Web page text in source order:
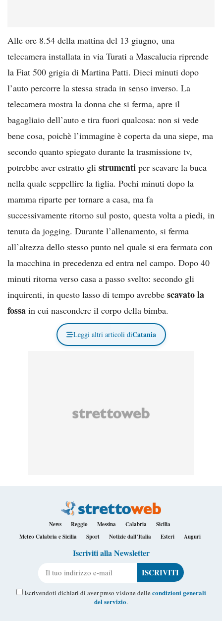
Alle ore 8.54 della mattina del 13 giugno, una
telecamera installata in via Turati a Mascalucia riprende
la Fiat 500 grigia di Martina Patti. Dieci minuti dopo
l’auto percorre la stessa strada in senso inverso. La
telecamera mostra la donna che si ferma, apre il
bagagliaio dell’auto e tira fuori qualcosa: non si vede
bene cosa, poichè l’immagine è coperta da una siepe, ma
secondo quanto spiegato durante la trasmissione tv,
potrebbe aver estratto gli strumenti per scavare la buca
nella quale seppellire la figlia. Pochi minuti dopo la
mamma riparte per tornare a casa, ma fa
successivamente ritorno sul posto, questa volta a piedi, in
tenuta da jogging. Durante l’allenamento, si ferma
all’altezza dello stesso punto nel quale si era fermata con
la macchina in precedenza ed entra nel campo. Dopo 40
minuti ritorna verso casa a passo svelto: secondo gli
inquirenti, in questo lasso di tempo avrebbe scavato la
fossa in cui nascondere il corpo della bimba.
Leggi altri articoli diCatania
News Reggio Messina Calabria
Sicilia
Meteo Calabria e Sicilia
Sport Notizie dall’Italia Esteri Auguri
Iscriviti alla Newsletter
Iscrivendoti dichiari di aver preso visione dellecondizioni generali
del servizio.